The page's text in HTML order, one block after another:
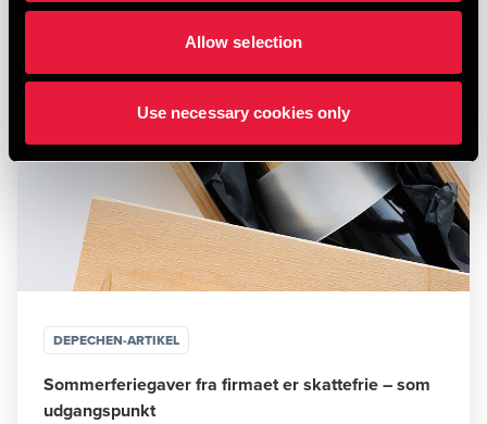
Allow selection
Use necessary cookies only
DEPECHEN-ARTIKEL
Sommerferiegaver fra firmaet er skattefrie – som
udgangspunkt